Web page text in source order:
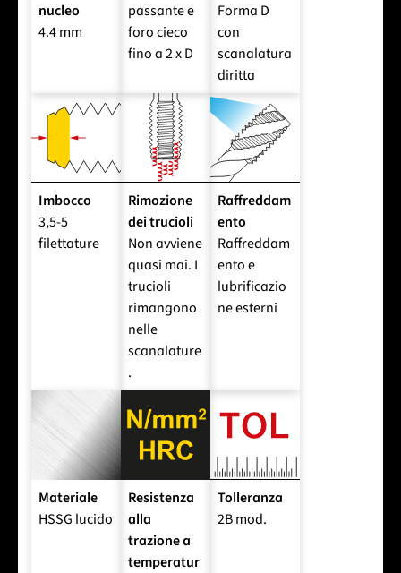
nucleo
4.4 mm
passante e
foro cieco
fino a 2 x D
Forma D
con
scanalatura
diritta
Imbocco
3,5-5
filettature
Rimozione
dei trucioli
Non avviene
quasi mai. I
trucioli
rimangono
nelle
scanalature
.
Raffreddam
ento
Raffreddam
ento e
lubrificazio
ne esterni
Materiale
HSSG lucido
Resistenza
alla
trazione a
temperatur
Tolleranza
2B mod.